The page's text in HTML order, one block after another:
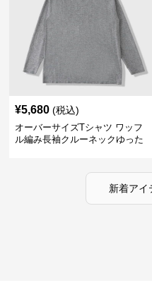
¥5,680 (税込)
オーバーサイズTシャツ ワッフ
ル編み長袖クルーネックゆった
新着アイ